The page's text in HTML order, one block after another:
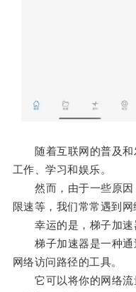
随着互联网的普及和
工作、学习和娱乐。
然而，由于一些原因
限速等，我们常常遇到网
幸运的是，梯子加速
梯子加速器是一种通
网络访问路径的工具。
它可以将你的网络流